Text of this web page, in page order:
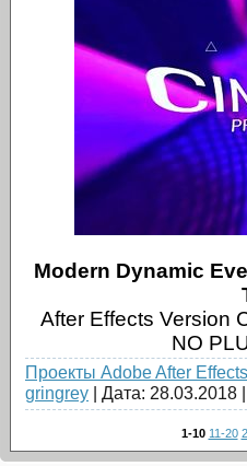
Modern Dynamic
After Effects Version
NO
Проекты Adobe After Effects
gringrey | Дата: 28.03.2018
1-10 11-20